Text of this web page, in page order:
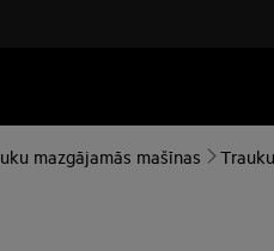
mazgājamās mašīnas